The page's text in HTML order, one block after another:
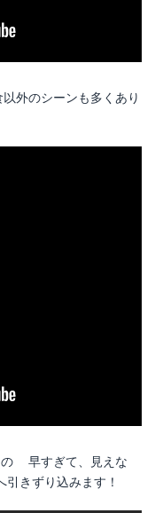
外のシーンも多くあり
の 早すぎて、見えな
きずり込みます！